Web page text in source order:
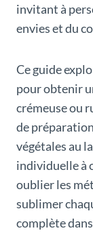
invitant à
envies et du
Ce guide
pour obtenir
crémeuse ou
de
végétales au
individuelle à
oublier les
sublimer
complète